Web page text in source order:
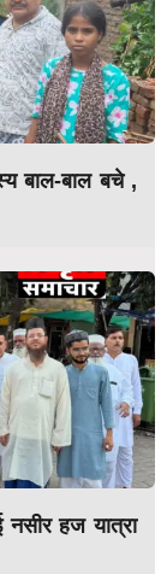
बाल-बाल बचे ,
नसीर हज यात्रा